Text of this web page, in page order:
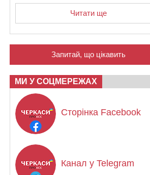
Читати ще
Запитай, що цікавить
МИ У СОЦМЕРЕЖАХ
Сторінка Facebook
Канал у Telegram